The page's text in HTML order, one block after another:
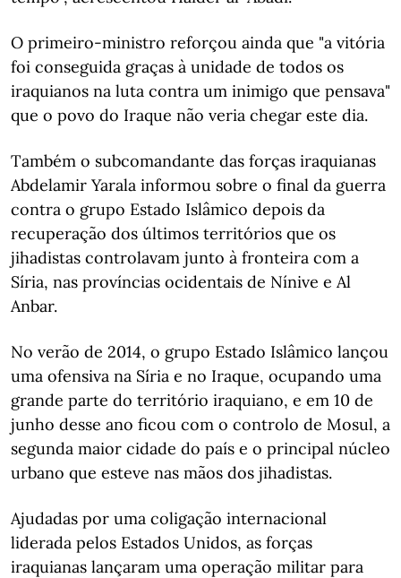
O primeiro-ministro reforçou ainda que "a vitória
foi conseguida graças à unidade de todos os
iraquianos na luta contra um inimigo que pensava"
que o povo do Iraque não veria chegar este dia.
Também o subcomandante das forças iraquianas
Abdelamir Yarala informou sobre o final da guerra
contra o grupo Estado Islâmico depois da
recuperação dos últimos territórios que os
jihadistas controlavam junto à fronteira com a
Síria, nas províncias ocidentais de Nínive e Al
Anbar.
No verão de 2014, o grupo Estado Islâmico lançou
uma ofensiva na Síria e no Iraque, ocupando uma
grande parte do território iraquiano, e em 10 de
junho desse ano ficou com o controlo de Mosul, a
segunda maior cidade do país e o principal núcleo
urbano que esteve nas mãos dos jihadistas.
Ajudadas por uma coligação internacional
liderada pelos Estados Unidos, as forças
iraquianas lançaram uma operação militar para